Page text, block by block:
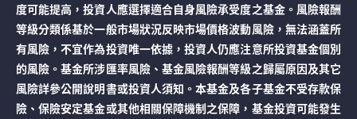
度可能提高，投資人應選擇適合自身風險承受度之基金。風險報酬
等級分類係基於一般市場狀況反映市場價格波動風險，無法涵蓋所
有風險，不宜作為投資唯一依據，投資人仍應注意所投資基金個別
的風險。基金所涉匯率風險、基金風險報酬等級之歸屬原因及其它
風險詳參公開說明書或投資人須知。本基金及各子基金不受存款保
險、保險安定基金或其他相關保障機制之保障，基金投資可能發生